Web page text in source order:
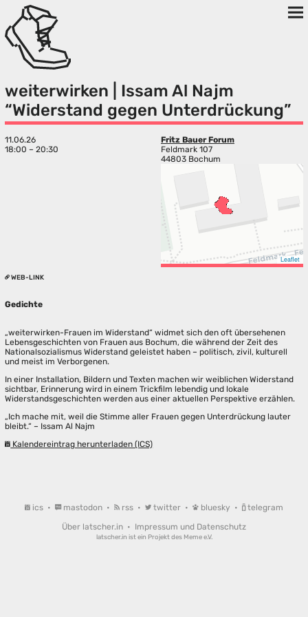
weiterwirken | Issam Al Najm
“Widerstand gegen Unterdrückung”
11.06.26
18:00 – 20:30
Fritz Bauer Forum
Feldmark 107
44803 Bochum
Leaflet
WEB-LINK
Gedichte
„weiterwirken-Frauen im Widerstand“ widmet sich den oft übersehenen
Lebensgeschichten von Frauen aus Bochum, die während der Zeit des
Nationalsozialismus Widerstand geleistet haben – politisch, zivil, kulturell
und meist im Verborgenen.
In einer Installation, Bildern und Texten machen wir weiblichen Widerstand
sichtbar, Erinnerung wird in einem Trickfilm lebendig und lokale
Widerstandsgeschichten werden aus einer aktuellen Perspektive erzählen.
„Ich mache mit, weil die Stimme aller Frauen gegen Unterdrückung lauter
bleibt.“ – Issam Al Najm
Kalendereintrag herunterladen (ICS)
ics • mastodon • rss • twitter • bluesky •
telegram
Über latscher.in • Impressum und Datenschutz
latscher.in ist ein Projekt des Meme e.V.